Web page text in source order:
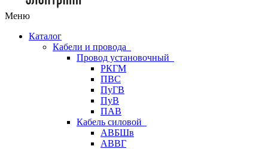
Меню
Каталог
Кабели и провода
Провод установочный
РКГМ
ПВС
ПуГВ
ПуВ
ПАВ
Кабель силовой
АВБШв
АВВГ